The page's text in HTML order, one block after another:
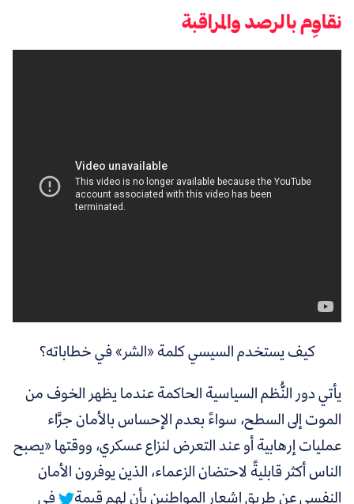
نقاوِم بالرصد والمراقبة
كيف يستخدم السيسي كلمة «الشر» في خطاباته؟
يأتي دور النُّظم السياسية الحاكمة عندما يظهر الخوف من
الموت إلى السطح، سواءً بعدم الإحساس بالأمان جرَّاء
عمليات إرهابية أو عند التعرض لنزاع عسكري، ووقتها «يصبح
الناس أكثر قابليةً لاحتضان الزعماء، الذين يوفرون الأمان
النفسي عن طريق إشعار المواطنين بأن لهم قيمة
في